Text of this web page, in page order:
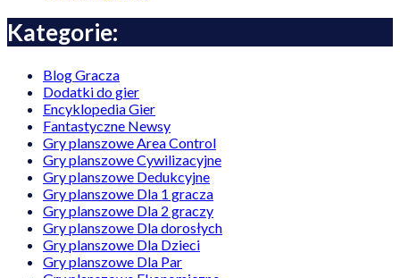
Kategorie:
Blog Gracza
Dodatki do gier
Encyklopedia Gier
Fantastyczne Newsy
Gry planszowe Area Control
Gry planszowe Cywilizacyjne
Gry planszowe Dedukcyjne
Gry planszowe Dla 1 gracza
Gry planszowe Dla 2 graczy
Gry planszowe Dla dorosłych
Gry planszowe Dla Dzieci
Gry planszowe Dla Par